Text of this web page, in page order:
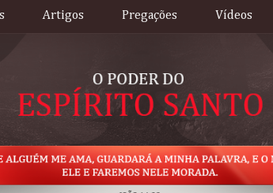
Artigos Pregações Vídeos